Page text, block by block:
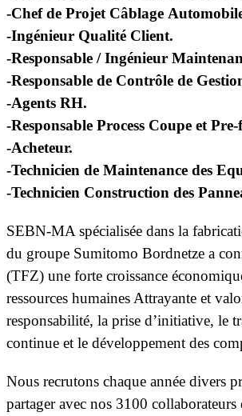
-Chef de Projet Câblage
-Ingénieur Qualité Client.
-Responsable / Ingénieur
-Responsable de Contrôle de
-Agents RH.
-Responsable Process Coupe et
-Acheteur.
-Technicien de Maintenance des
-Technicien Construction des
SEBN-MA spécialisée dans la
du groupe Sumitomo Bordnetze a
(TFZ) une forte croissance
ressources humaines Attrayante et
responsabilité, la prise d’initiative, le
continue et le développement des
Nous recrutons chaque année divers
partager avec nos 3100